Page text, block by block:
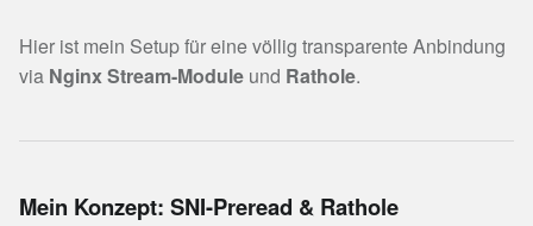
Hier ist mein Setup für eine völlig transparente Anbindung
via Nginx Stream-Module und Rathole.
Mein Konzept: SNI-Preread & Rathole